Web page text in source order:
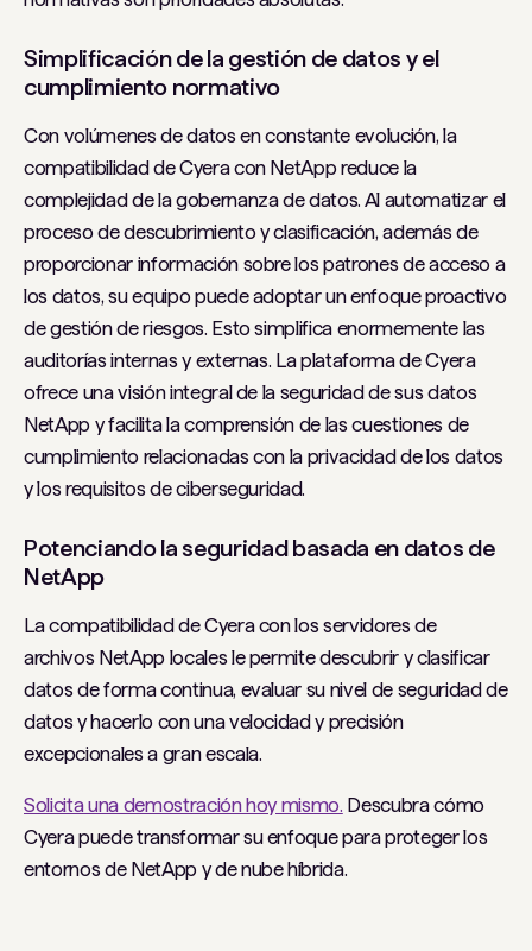
Simplificación de la gestión de datos y el
cumplimiento normativo
Con volúmenes de datos en constante evolución, la
compatibilidad de Cyera con NetApp reduce la
complejidad de la gobernanza de datos. Al automatizar el
proceso de descubrimiento y clasificación, además de
proporcionar información sobre los patrones de acceso a
los datos, su equipo puede adoptar un enfoque proactivo
de gestión de riesgos. Esto simplifica enormemente las
auditorías internas y externas. La plataforma de Cyera
ofrece una visión integral de la seguridad de sus datos
NetApp y facilita la comprensión de las cuestiones de
cumplimiento relacionadas con la privacidad de los datos
y los requisitos de ciberseguridad.
Potenciando la seguridad basada en datos de
NetApp
La compatibilidad de Cyera con los servidores de
archivos NetApp locales le permite descubrir y clasificar
datos de forma continua, evaluar su nivel de seguridad de
datos y hacerlo con una velocidad y precisión
excepcionales a gran escala.
Solicita una demostración hoy mismo. Descubra cómo
Cyera puede transformar su enfoque para proteger los
entornos de NetApp y de nube híbrida.